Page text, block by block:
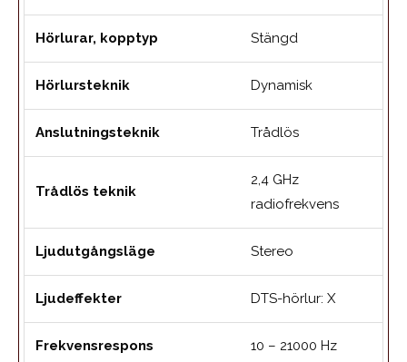
Hörlurar, kopptyp Stängd
Hörlursteknik Dynamisk
Anslutningsteknik Trådlös
Trådlös teknik
2,4 GHz
radiofrekvens
Ljudutgångsläge Stereo
Ljudeffekter DTS-hörlur: X
Frekvensrespons 10 – 21000 Hz